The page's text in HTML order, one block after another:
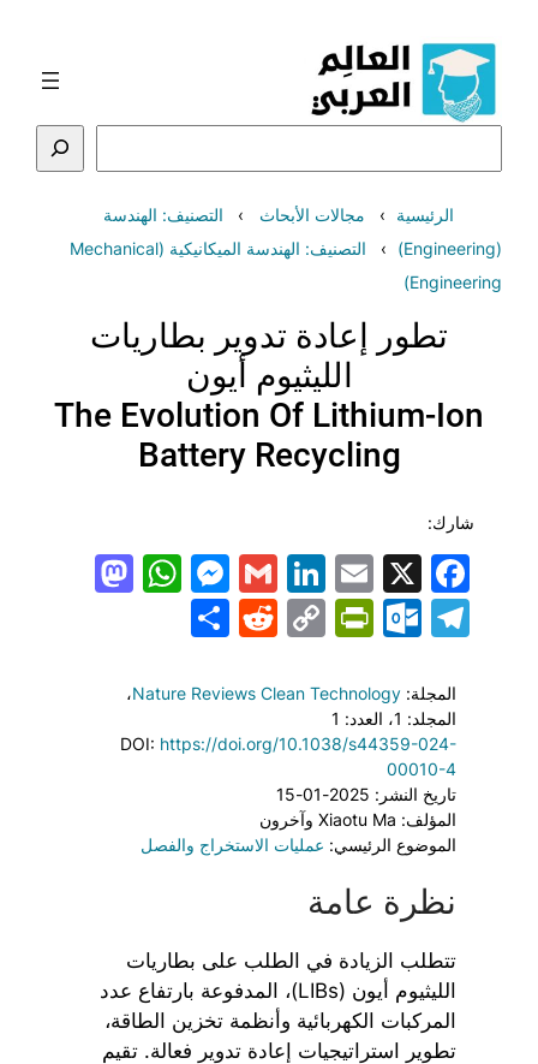
المحتوى
الرئيسية مجالات الأبحاث
التصنيف: الهندسة
(Engineering)
التصنيف: الهندسة الميكانيكية (Mechanical
Engineering)
تطور إعادة تدوير بطاريات
الليثيوم أيون
The Evolution Of Lithium-Ion
Battery Recycling
شارك:
Facebook
X
Email
LinkedIn
Gmail
Telegram
Outlook.com
PrintFriendly
Copy
Reddit
Share
المجلة: Nature Reviews Clean Technology،
المجلد: 1
، العدد: 1
DOI: https://doi.org/10.1038/s44359-024-
00010-4
تاريخ النشر: 2025-01-15
المؤلف: Xiaotu Ma وآخرون
الموضوع الرئيسي: عمليات الاستخراج والفصل
نظرة عامة
تتطلب الزيادة في الطلب على بطاريات
الليثيوم أيون (LIBs)، المدفوعة بارتفاع عدد
المركبات الكهربائية وأنظمة تخزين الطاقة،
تطوير استراتيجيات إعادة تدوير فعالة. تقيم